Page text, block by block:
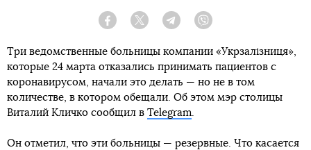
Facebook Twitter Telegram
Три ведомственные больницы компании «Укрзалізниця»,
которые 24 марта отказались принимать пациентов с
коронавирусом, начали это делать — но не в том
количестве, в котором обещали. Об этом мэр столицы
Виталий Кличко сообщил в Telegram.
Он отметил, что эти больницы — резервные. Что касается